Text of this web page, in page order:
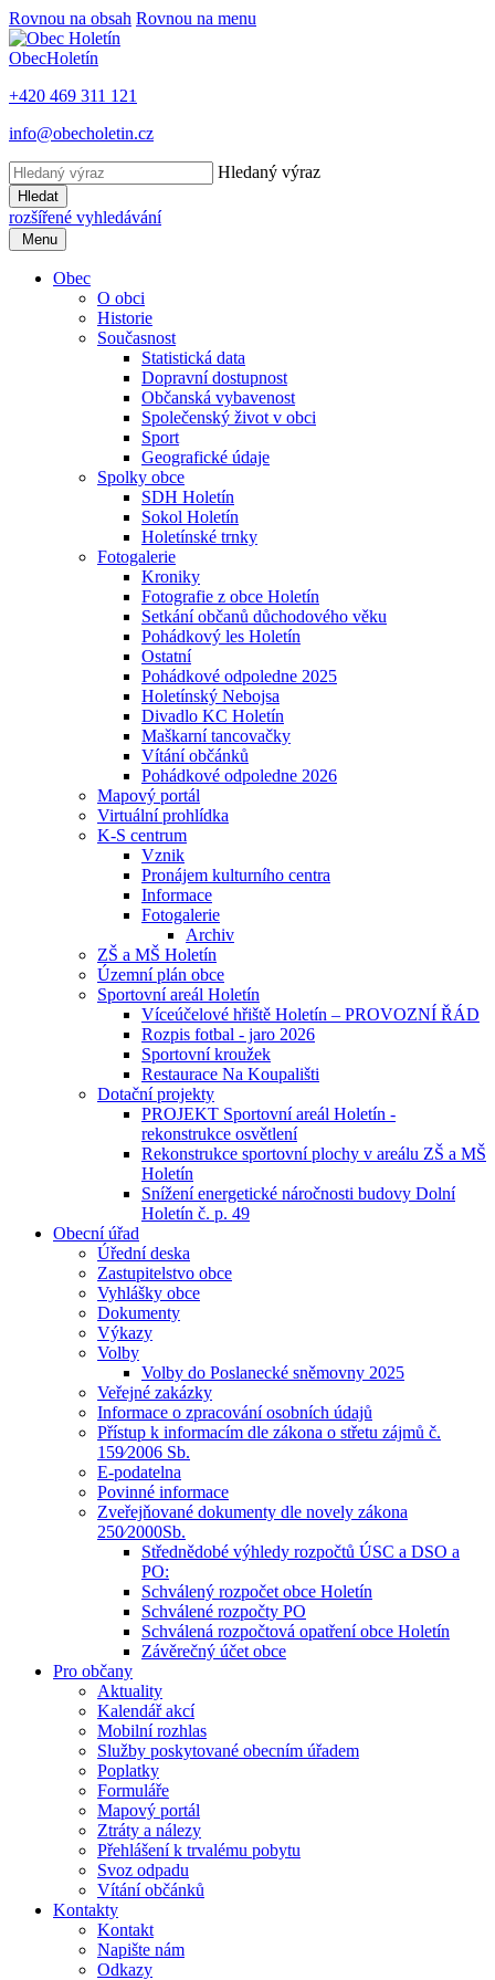
Rovnou na obsah Rovnou na menu
ObecHoletín
+420 469 311 121
info@obecholetin.cz
Hledaný výraz
Hledat
rozšířené vyhledávání
Menu
Obec
O obci
Historie
Současnost
Statistická data
Dopravní dostupnost
Občanská vybavenost
Společenský život v obci
Sport
Geografické údaje
Spolky obce
SDH Holetín
Sokol Holetín
Holetínské trnky
Fotogalerie
Kroniky
Fotografie z obce Holetín
Setkání občanů důchodového věku
Pohádkový les Holetín
Ostatní
Pohádkové odpoledne 2025
Holetínský Nebojsa
Divadlo KC Holetín
Maškarní tancovačky
Vítání občánků
Pohádkové odpoledne 2026
Mapový portál
Virtuální prohlídka
K-S centrum
Vznik
Pronájem kulturního centra
Informace
Fotogalerie
Archiv
ZŠ a MŠ Holetín
Územní plán obce
Sportovní areál Holetín
Víceúčelové hřiště Holetín – PROVOZNÍ ŘÁD
Rozpis fotbal - jaro 2026
Sportovní kroužek
Restaurace Na Koupališti
Dotační projekty
PROJEKT Sportovní areál Holetín -
rekonstrukce osvětlení
Rekonstrukce sportovní plochy v areálu ZŠ a MŠ
Holetín
Snížení energetické náročnosti budovy Dolní
Holetín č. p. 49
Obecní úřad
Úřední deska
Zastupitelstvo obce
Vyhlášky obce
Dokumenty
Výkazy
Volby
Volby do Poslanecké sněmovny 2025
Veřejné zakázky
Informace o zpracování osobních údajů
Přístup k informacím dle zákona o střetu zájmů č.
159⁄2006 Sb.
E-podatelna
Povinné informace
Zveřejňované dokumenty dle novely zákona
250⁄2000Sb.
Střednědobé výhledy rozpočtů ÚSC a DSO a
PO:
Schválený rozpočet obce Holetín
Schválené rozpočty PO
Schválená rozpočtová opatření obce Holetín
Závěrečný účet obce
Pro občany
Aktuality
Kalendář akcí
Mobilní rozhlas
Služby poskytované obecním úřadem
Poplatky
Formuláře
Mapový portál
Ztráty a nálezy
Přehlášení k trvalému pobytu
Svoz odpadu
Vítání občánků
Kontakty
Kontakt
Napište nám
Odkazy